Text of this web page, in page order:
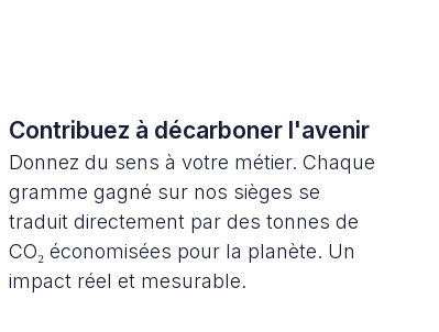
Contribuez à décarboner l'avenir
Donnez du sens à votre métier. Chaque
gramme gagné sur nos sièges se
traduit directement par des tonnes de
CO₂ économisées pour la planète. Un
impact réel et mesurable.